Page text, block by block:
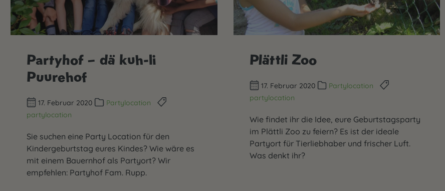
Partyhof – dä kuh-li
Puurehof
17. Februar 2020
Partylocation
partylocation
Sie suchen eine Party Location für den
Kindergeburtstag eures Kindes? Wie wäre es
mit einem Bauernhof als Partyort? Wir
empfehlen: Partyhof Fam. Rupp.
Plättli Zoo
17. Februar 2020
Partylocation
partylocation
Wie findet ihr die Idee, eure Geburtstagsparty
im Plättli Zoo zu feiern? Es ist der ideale
Partyort für Tierliebhaber und frischer Luft.
Was denkt ihr?